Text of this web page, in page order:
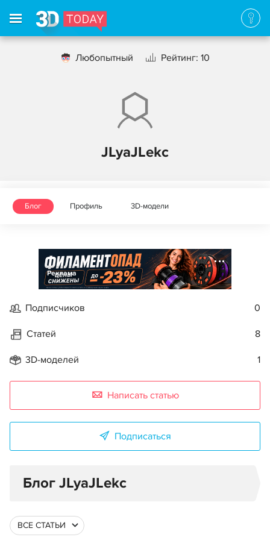
Любопытный Рейтинг: 10
JLyaJLekc
Блог Профиль 3D-модели
Реклама
Подписчиков 0
Статей 8
3D-моделей 1
Написать статью
Подписаться
Блог JLyaJLekc
ВСЕ СТАТЬИ